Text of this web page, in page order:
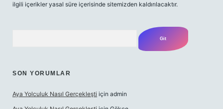
ilgili içerikler yasal süre içerisinde sitemizden kaldırılacaktır.
SON YORUMLAR
Aya Yolculuk Nasıl Gerçekleşti için admin